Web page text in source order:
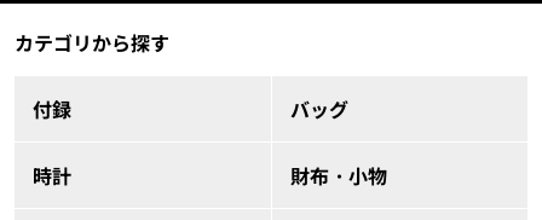
カテゴリから探す
付録 バッグ
時計 財布・小物